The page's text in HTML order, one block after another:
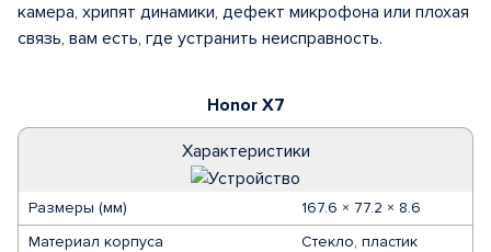
Honor X7
Характеристики
Размеры (мм)
167.6 × 77.2 × 8.6
Материал корпуса
Стекло, пластик
камера, хрипят динамики, дефект микрофона или плохая
связь, вам есть, где устранить неисправность.